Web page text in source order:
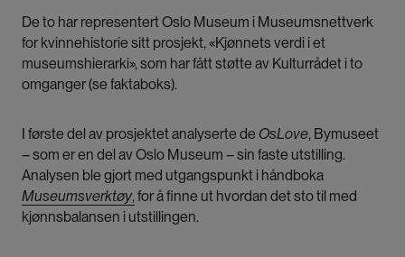
Prosjektet skal gjennomføres av
Museumsnettverk for kvinnehistorie og er ledet av
Kvinnemuseet. Målet er å endre museenes
praksis og tenkemåte når det gjelder kjønn.
Arbeidet bygger på erfaringer fra prosjektet:
kjønnsrepresentasjon i museenes samlings- og
formidlingspraksiser.
Kilden følger opp prosjektet med en artikkelserie,
der vi skriver om kjønnsperspektiver i museenes
De to har representert Oslo Museum i Museumsnettverk
for kvinnehistorie sitt prosjekt, «Kjønnets verdi i et
museumshierarki», som har fått støtte av Kulturrådet i to
omganger (se faktaboks).
I første del av prosjektet analyserte de OsLove, Bymuseet
– som er en del av Oslo Museum – sin faste utstilling.
Analysen ble gjort med utgangspunkt i håndboka
Museumsverktøy,for å finne ut hvordan det sto til med
kjønnsbalansen i utstillingen.